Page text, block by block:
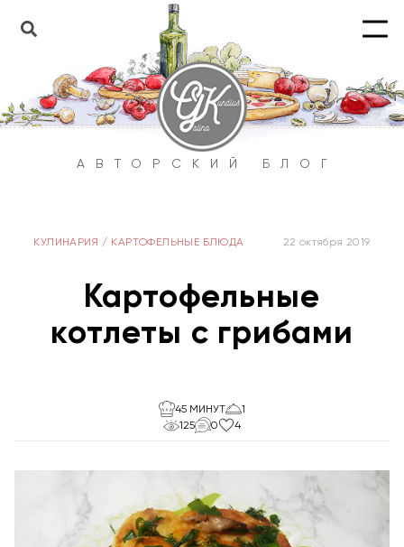
АВТОРСКИЙ БЛОГ
КУЛИНАРИЯ / КАРТОФЕЛЬНЫЕ БЛЮДА 22 октября 2019
Картофельные
котлеты с грибами
45 МИНУТ
1
125
0 4